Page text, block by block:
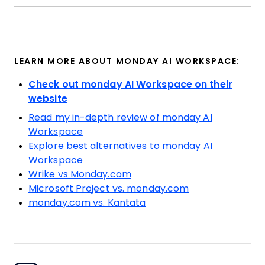
LEARN MORE ABOUT MONDAY AI WORKSPACE:
Check out monday AI Workspace on their
website
Read my in-depth review of monday AI
Workspace
Explore best alternatives to monday AI
Workspace
Wrike vs Monday.com
Microsoft Project vs. monday.com
monday.com vs. Kantata